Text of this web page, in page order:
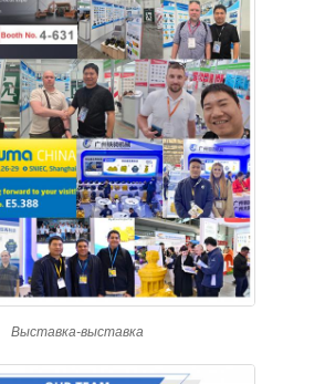
Выставка-выставка